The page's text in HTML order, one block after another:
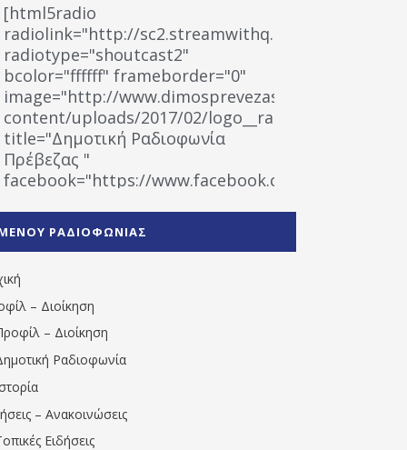
[html5radio
radiolink="http://sc2.streamwithq.com:8028/
radiotype="shoutcast2"
bcolor="ffffff" frameborder="0"
image="http://www.dimosprevezas.gr/wp-
content/uploads/2017/02/logo__radiofonias.jpg"
title="Δημοτική Ραδιοφωνία
Πρέβεζας "
facebook="https://www.facebook.com/
1531194763766854/" artist="" ]
ΡΑΔΙΟΦΩΝΙΑΣ
– Διοίκηση
– Διοίκηση
Ραδιοφωνία
– Ανακοινώσεις
Ειδήσεις